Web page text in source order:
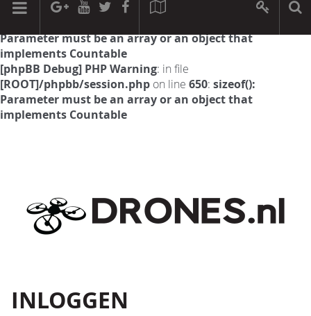
[phpBB Debug] PHP Warning: in file
Parameter must be an array or an object that
implements Countable
[phpBB Debug] PHP Warning: in file
[ROOT]/phpbb/session.php on line 650: sizeof():
Parameter must be an array or an object that
implements Countable
INLOGGEN